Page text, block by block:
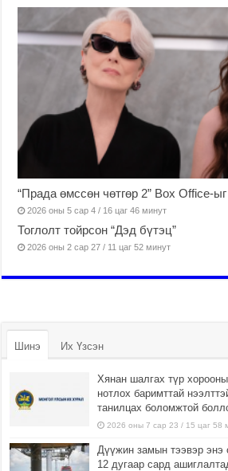
“Прада өмссөн чөтгөр 2” Box Office-
2026 оны 5 сар 4 / 16 цаг 46 минут
Тоглолт тойрсон “Дэд бүтэц”
2026 оны 2 сар 27 / 11 цаг 52 минут
Шинэ Их Үзсэн
Хянан шалгах түр хорооны
нотлох баримттай
танилцах боломжтой
2026 оны 7 сар 23 / 15 цаг 58
Дүүжин замын тээвэр энэ
12 дугаар сард